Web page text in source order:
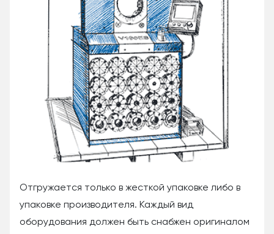
Отгружается только в жесткой упаковке либо в
упаковке производителя. Каждый вид
оборудования должен быть снабжен оригиналом